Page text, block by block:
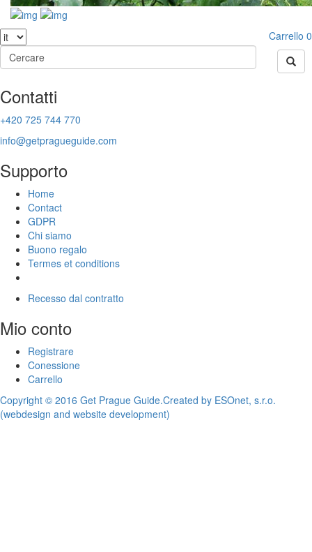
Carrello 0
Contatti
+420 725 744 770
info@getpragueguide.com
Supporto
Home
Contact
GDPR
Chi siamo
Buono regalo
Termes et conditions
Recesso dal contratto
Mio conto
Registrare
Conessione
Carrello
Copyright © 2016 Get Prague Guide.Created by ESOnet, s.r.o.
(webdesign and website development)